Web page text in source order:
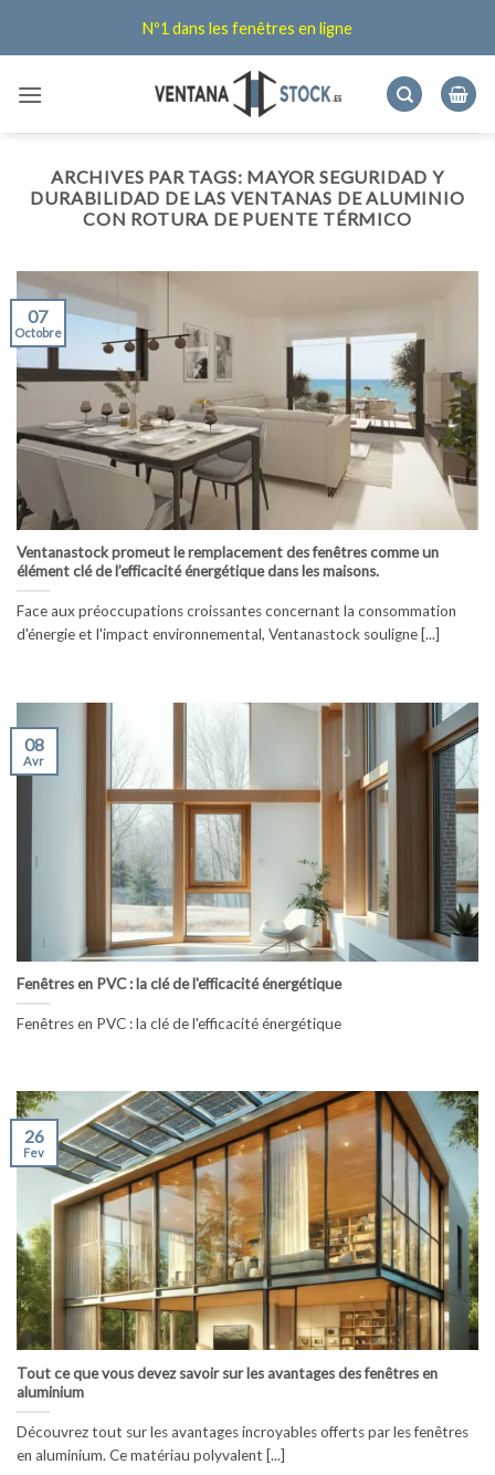
Nº1 dans les fenêtres en ligne
ARCHIVES PAR TAGS: MAYOR SEGURIDAD Y
DURABILIDAD DE LAS VENTANAS DE ALUMINIO
CON ROTURA DE PUENTE TÉRMICO
Ventanastock promeut le remplacement des fenêtres comme un
élément clé de l’efficacité énergétique dans les maisons.
Face aux préoccupations croissantes concernant la consommation
d'énergie et l'impact environnemental, Ventanastock souligne [...]
07
Octobre
Fenêtres en PVC : la clé de l'efficacité énergétique
Fenêtres en PVC : la clé de l'efficacité énergétique
08
Avr
Tout ce que vous devez savoir sur les avantages des fenêtres en
aluminium
Découvrez tout sur les avantages incroyables offerts par les fenêtres
en aluminium. Ce matériau polyvalent [...]
26
Fev